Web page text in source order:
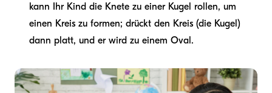
kann Ihr Kind die Knete zu einer Kugel rollen, um
einen Kreis zu formen; drückt den Kreis (die Kugel)
dann platt, und er wird zu einem Oval.